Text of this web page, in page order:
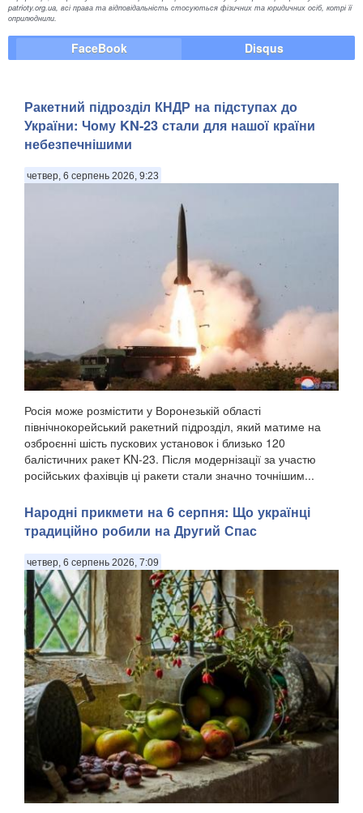
patrioty.org.ua, всі права та відповідальність стосуються фізичних та юридичних осіб, котрі її
оприлюднили.
FaceBook Disqus
Ракетний підрозділ КНДР на підступах до
України: Чому KN-23 стали для нашої країни
небезпечнішими
четвер, 6 серпень 2026, 9:23
Росія може розмістити у Воронезькій області
північнокорейський ракетний підрозділ, який матиме на
озброєнні шість пускових установок і близько 120
балістичних ракет KN-23. Після модернізації за участю
російських фахівців ці ракети стали значно точнішим...
Народні прикмети на 6 серпня: Що українці
традиційно робили на Другий Спас
четвер, 6 серпень 2026, 7:09